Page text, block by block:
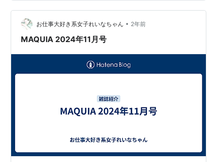
写真集
鈴木えみビジュアルブック LOVE!（2002年、集英社）
鈴木えみビジュアルブック Love love(2006年1月、集
英社)
大塚製薬、カロリーメイト（2003年 - ）
資生堂、マシェリ（2004年〜）
今、どのような日々を送り、どのような未来を見据えて
いるのでしょうか。 この記事では、最新の活動状況、世
間を驚かせたCMの舞台裏、そして彼女…
お仕事大好き系女子れいなちゃん • 2年前
MAQUIA 2024年11月号